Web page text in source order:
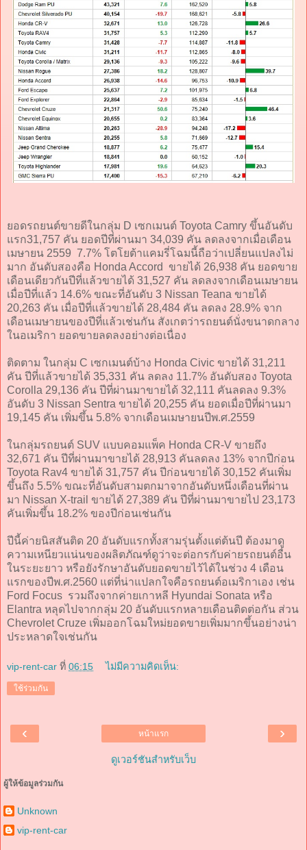
ยอดรถยนต์ขายดีในกลุ่ม D เซกเมนต์ Toyota Camry ขึ้นอันดับ
แรก31,757 คัน ยอดปีที่ผ่านมา 34,039 คัน ลดลงจากเมื่อเดือน
เมษายน 2559 7.7% โตโยต้าแคมรี่โฉมนี้ถือว่าเปลี่ยนแปลงไม่
มาก อันดับสองคือ Honda Accord ขายได้ 26,938 คัน ยอดขาย
เดือนเดียวกันปีที่แล้วขายได้ 31,527 คัน ลดลงจากเดือนเมษายน
เมื่อปีที่แล้ว 14.6% ขณะที่อันดับ 3 Nissan Teana ขายได้
20,263 คัน เมื่อปีที่แล้วขายได้ 28,484 คัน ลดลง 28.9% จาก
เดือนเมษายนของปีที่แล้วเช่นกัน สังเกตว่ารถยนต์นั่งขนาดกลาง
ในอเมริกา ยอดขายลดลงอย่างต่อเนื่อง
ติดตาม ในกลุ่ม C เซกเมนต์บ้าง Honda Civic ขายได้ 31,211
คัน ปีที่แล้วขายได้ 35,331 คัน ลดลง 11.7% อันดับสอง Toyota
Corolla 29,136 คัน ปีที่ผ่านมาขายได้ 32,111 คันลดลง 9.3%
อันดับ 3 Nissan Sentra ขายได้ 20,255 คัน ยอดเมื่อปีที่ผ่านมา
19,145 คัน เพิ่มขึ้น 5.8% จากเดือนเมษายนปีพ.ศ.2559
ในกลุ่มรถยนต์ SUV แบบคอมแพ็ค Honda CR-V ขายถึง
32,671 คัน ปีที่ผ่านมาขายได้ 28,913 คันลดลง 13% จากปีก่อน
Toyota Rav4 ขายได้ 31,757 คัน ปีก่อนขายได้ 30,152 คันเพิ่ม
ขึ้นถึง 5.5% ขณะที่อันดับสามตกมาจากอันดับหนึ่งเดือนที่ผ่าน
มา Nissan X-trail ขายได้ 27,389 คัน ปีที่ผ่านมาขายไป 23,173
คันเพิ่มขึ้น 18.2% ของปีก่อนเช่นกัน
ปีนี้ค่ายนิสสันติด 20 อันดับแรกทั้งสามรุ่นตั้งแต่ต้นปี ต้องมาดู
ความเหนียวแน่นของผลิตภัณฑ์ดูว่าจะต่อกรกับค่ายรถยนต์อื่น
ในระยะยาว หรือยังรักษาอันดับยอดขายไว้ได้ในช่วง 4 เดือน
แรกของปีพ.ศ.2560 แต่ที่น่าแปลกใจคือรถยนต์อเมริกาเอง เช่น
Ford Focus รวมถึงจากค่ายเกาหลี Hyundai Sonata หรือ
Elantra หลุดไปจากกลุ่ม 20 อันดับแรกหลายเดือนติดต่อกัน ส่วน
Chevrolet Cruze เพิ่มออกโฉมใหม่ยอดขายเพิ่มมากขึ้นอย่างน่า
ประหลาดใจเช่นกัน
vip-rent-car ที่ 06:15 ไม่มีความคิดเห็น:
ใช้ร่วมกัน
‹ ›
หน้าแรก
ดูเวอร์ชันสำหรับเว็บ
ผู้ให้ข้อมูลร่วมกัน
Unknown
vip-rent-car